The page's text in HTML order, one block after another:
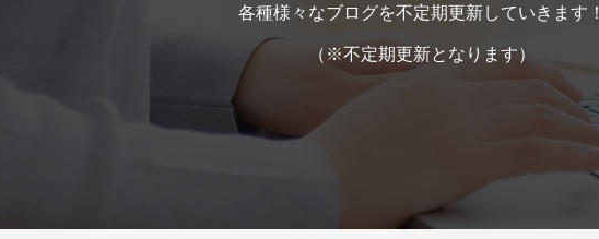
各種様々なブログを不定期更新していきます！
（※不定期更新となります）